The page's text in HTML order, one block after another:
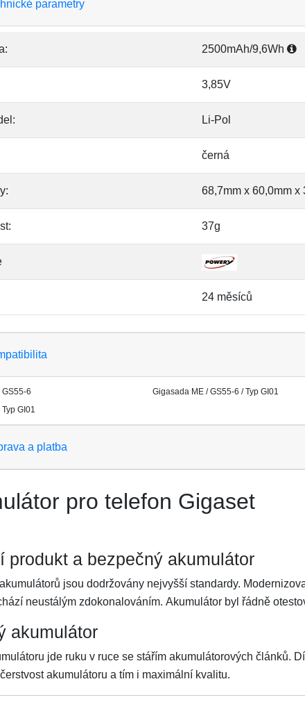
parametry
2500mAh/9,6Wh
3,85V
Li-Pol
černá
68,7mm x 60,0mm x
37g
24 měsíců
6 Gigasada ME / GS55-6 / Typ GI01
GI01
a platba
pro telefon Gigaset
produkt a bezpečný akumulátor
jsou dodržovány nejvyšší standardy.
neustálým zdokonalováním. Akumulátor byl řádně
akumulátor
jde ruku v ruce se stářím akumulátorových článků.
akumulátoru a tím i maximální kvalitu.